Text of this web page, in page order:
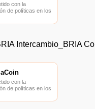
con la
de políticas en los
finanzas
Intercambio_BRIA
con la
de políticas en los
finanzas